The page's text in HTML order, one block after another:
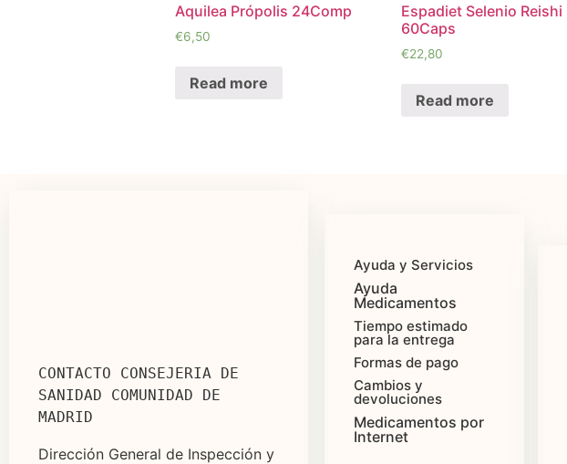
Aquilea Própolis 24Comp
€6,50
Read more
Espadiet Selenio Reishi
60Caps
€22,80
Read more
CONTACTO CONSEJERIA DE
SANIDAD COMUNIDAD DE
MADRID
Dirección General de Inspección y
Ayuda y Servicios
Ayuda
Medicamentos
Tiempo estimado
para la entrega
Formas de pago
Cambios y
devoluciones
Medicamentos por
Internet